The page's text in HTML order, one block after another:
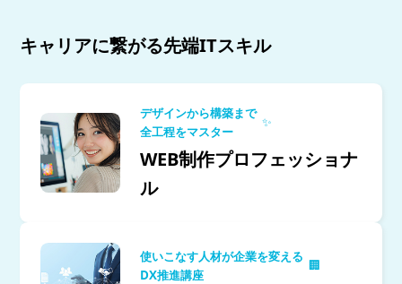
キャリアに繋がる先端ITスキル
デザインから構築まで
全工程をマスター
✨
WEB制作プロフェッショナ
ル
使いこなす人材が企業を変える
DX推進講座
🏢